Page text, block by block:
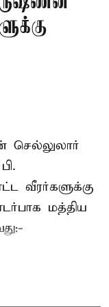
செல்லுலார்
வீரர்களுக்கு
மத்திய